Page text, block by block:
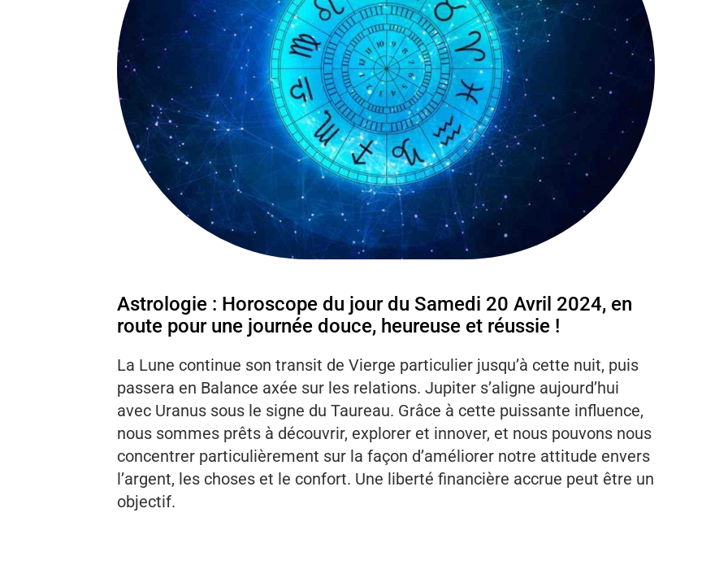
Astrologie : Horoscope du jour du Samedi 20 Avril 2024, en
route pour une journée douce, heureuse et réussie !
La Lune continue son transit de Vierge particulier jusqu’à cette nuit, puis
passera en Balance axée sur les relations. Jupiter s’aligne aujourd’hui
avec Uranus sous le signe du Taureau. Grâce à cette puissante influence,
nous sommes prêts à découvrir, explorer et innover, et nous pouvons nous
concentrer particulièrement sur la façon d’améliorer notre attitude envers
l’argent, les choses et le confort. Une liberté financière accrue peut être un
objectif.